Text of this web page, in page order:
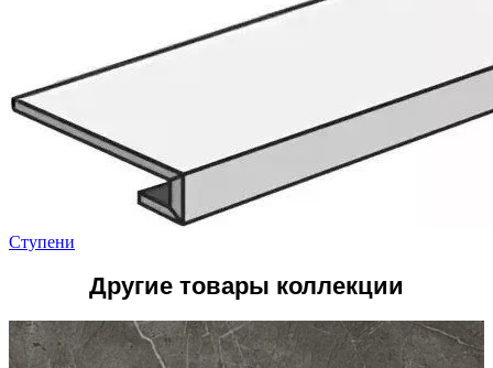
Ступени
Другие товары коллекции